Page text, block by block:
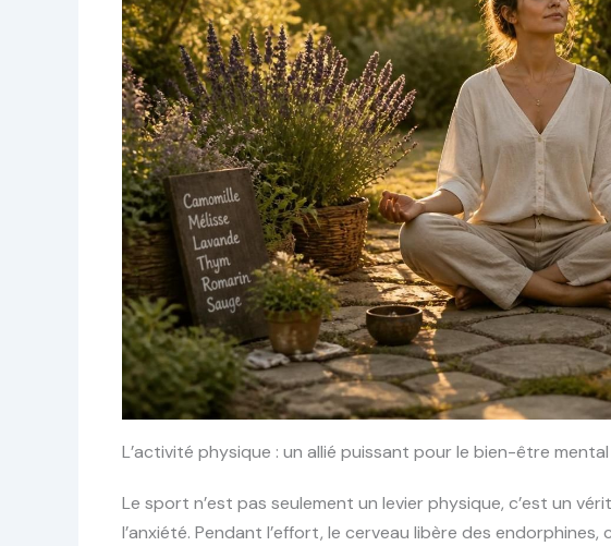
L’activité physique : un allié puissant pour le bien-être mental
Le sport n’est pas seulement un levier physique, c’est un
l’anxiété. Pendant l’effort, le cerveau libère des